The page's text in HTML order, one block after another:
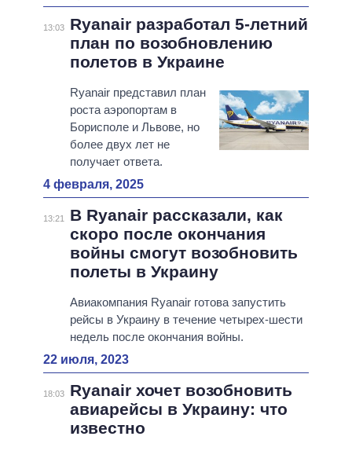
13:03
Ryanair разработал 5-летний
план по возобновлению
полетов в Украине
Ryanair представил план
роста аэропортам в
Борисполе и Львове, но
более двух лет не
получает ответа.
4 февраля, 2025
13:21
В Ryanair рассказали, как
скоро после окончания
войны смогут возобновить
полеты в Украину
Авиакомпания Ryanair готова запустить
рейсы в Украину в течение четырех-шести
недель после окончания войны.
22 июля, 2023
18:03
Ryanair хочет возобновить
авиарейсы в Украину: что
известно